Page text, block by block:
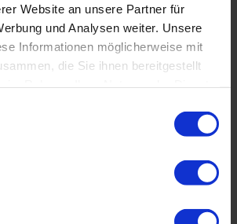
Website an unsere Partner für
und Analysen weiter. Unsere
Informationen möglicherweise mit
die Sie ihnen bereitgestellt
unsere Webseite weiterhin nutzen.
: Für die Kontaktaufnahme
benötigen wir Ihre
Telefonnummer und E-Mail-
hiermit einverstanden, dass diese
entsprechend unserer